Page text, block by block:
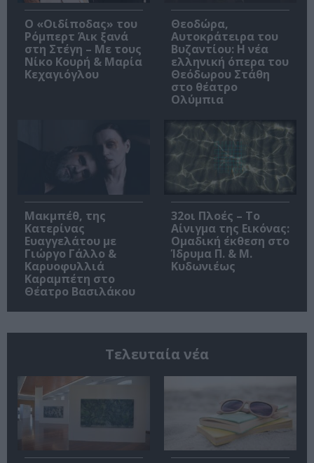
O «Οιδίποδας» του
Ρόμπερτ Άικ ξανά
στη Στέγη – Με τους
Νίκο Κουρή & Μαρία
Κεχαγιόγλου
Θεοδώρα,
Αυτοκράτειρα του
Βυζαντίου: Η νέα
ελληνική όπερα του
Θεόδωρου Στάθη
στο θέατρο
Ολύμπια
Μακμπέθ, της
Κατερίνας
Ευαγγελάτου με
Γιώργο Γάλλο &
Καρυοφυλλιά
Καραμπέτη στο
Θέατρο Βασιλάκου
32οι Πλοές – Το
Αίνιγμα της Εικόνας:
Ομαδική έκθεση στο
Ίδρυμα Π. & Μ.
Κυδωνιέως
Τελευταία νέα